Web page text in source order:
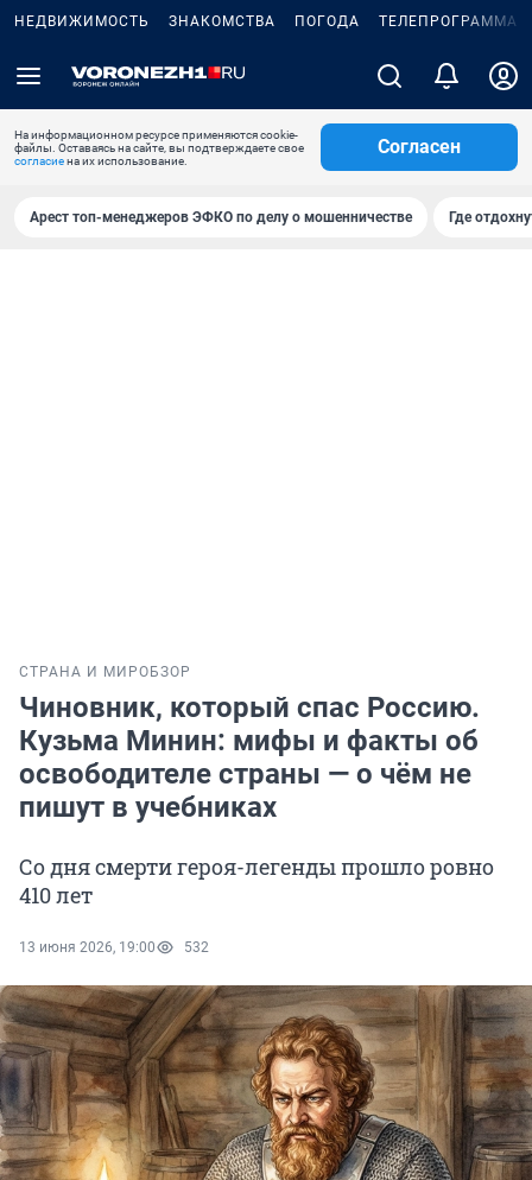
НЕДВИЖИМОСТЬ ЗНАКОМСТВА ПОГОДА ТЕЛЕПРОГРАММА
На информационном ресурсе применяются cookie-
файлы. Оставаясь на сайте, вы подтверждаете свое
согласиена их использование.
Согласен
Арест топ-менеджеров ЭФКО по делу о мошенничестве Где
СТРАНА И МИРОБЗОР
Чиновник, который спас Россию.
Кузьма Минин: мифы и факты об
освободителе страны — о чём не
пишут в учебниках
Со дня смерти героя-легенды прошло ровно
410 лет
13 июня 2026, 19:00 532